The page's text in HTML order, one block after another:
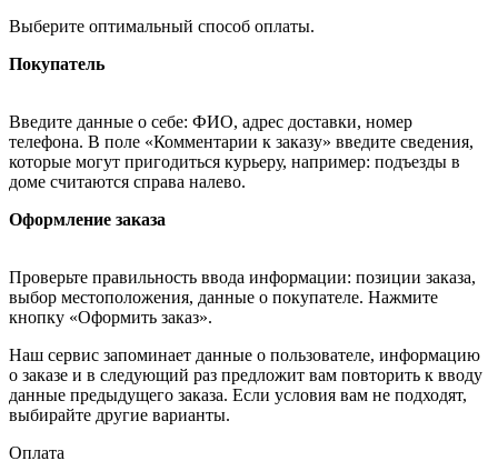
Выберите оптимальный способ оплаты.
Покупатель
Введите данные о себе: ФИО, адрес доставки, номер
телефона. В поле «Комментарии к заказу» введите сведения,
которые могут пригодиться курьеру, например: подъезды в
доме считаются справа налево.
Оформление заказа
Проверьте правильность ввода информации: позиции заказа,
выбор местоположения, данные о покупателе. Нажмите
кнопку «Оформить заказ».
Наш сервис запоминает данные о пользователе, информацию
о заказе и в следующий раз предложит вам повторить к вводу
данные предыдущего заказа. Если условия вам не подходят,
выбирайте другие варианты.
Оплата